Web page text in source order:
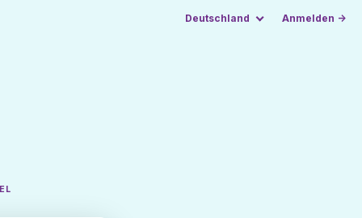
Deutschland Anmelden →